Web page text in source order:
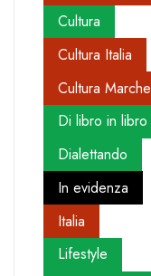
Cultura
Cultura Italia
Cultura Marche
Di libro in libro
Dialettando
In evidenza
Italia
Lifestyle